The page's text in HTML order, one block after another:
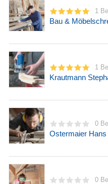
1
1
Krautmann
0
Ostermaier
0